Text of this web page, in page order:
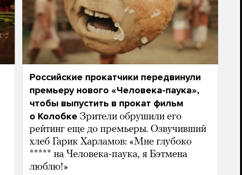
Российские прокатчики передвинули
премьеру нового «Человека-паука»,
чтобы выпустить в прокат фильм
о Колобке Зрители обрушили его
рейтинг еще до премьеры. Озвучивший
хлеб Гарик Харламов: «Мне глубоко
***** на Человека-паука, я Бэтмена
люблю!»